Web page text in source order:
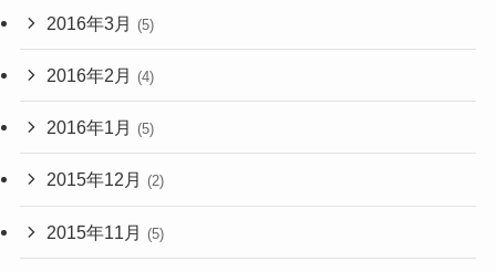
2016年3月 (5)
2016年2月 (4)
2016年1月 (5)
2015年12月 (2)
2015年11月 (5)